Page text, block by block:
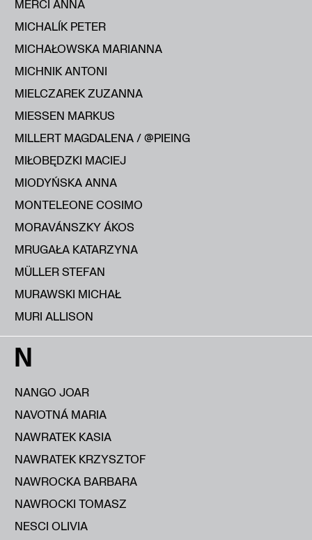
MERCI ANNA
MICHALÍK PETER
MICHAŁOWSKA MARIANNA
MICHNIK ANTONI
MIELCZAREK ZUZANNA
MIESSEN MARKUS
MILLERT MAGDALENA / @PIEING
MIŁOBĘDZKI MACIEJ
MIODYŃSKA ANNA
MONTELEONE COSIMO
MORAVÁNSZKY ÁKOS
MRUGAŁA KATARZYNA
MÜLLER STEFAN
MURAWSKI MICHAŁ
MURI ALLISON
N
NANGO JOAR
NAVOTNÁ MARIA
NAWRATEK KASIA
NAWRATEK KRZYSZTOF
NAWROCKA BARBARA
NAWROCKI TOMASZ
NESCI OLIVIA